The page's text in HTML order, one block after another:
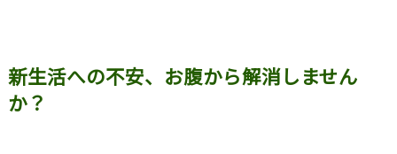
新生活への不安、お腹から解消しません
か？